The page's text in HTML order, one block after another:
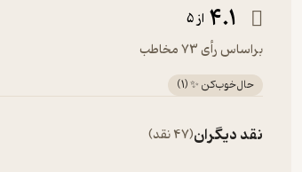
4.1 از 5
براساس رأی 73 مخاطب
حال‌خوب‌کن ✨(
1
)
نقد دیگران(47 نقد)